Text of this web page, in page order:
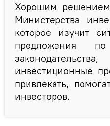
Хорошим
Министерства
которое изучит
предложения
инвестиционные
привлекать,
инвесторов.